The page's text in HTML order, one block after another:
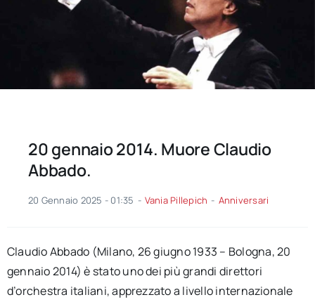
20 gennaio 2014. Muore Claudio
Abbado.
20 Gennaio 2025 - 01:35 - Vania Pillepich - Anniversari
Claudio Abbado (Milano, 26 giugno 1933 – Bologna, 20
gennaio 2014) è stato uno dei più grandi direttori
d’orchestra italiani, apprezzato a livello internazionale